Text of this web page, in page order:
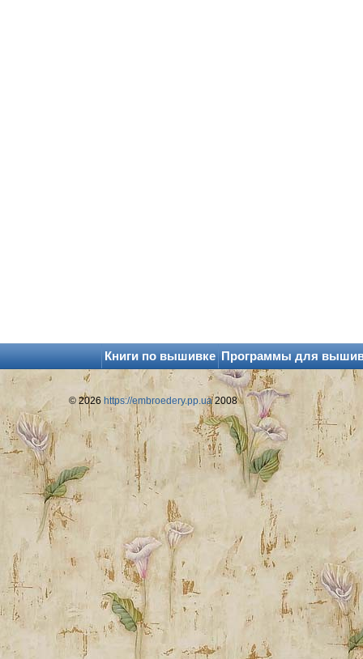
Книги по вышивке Программы для
© 2026 https://embroedery.pp.ua2008